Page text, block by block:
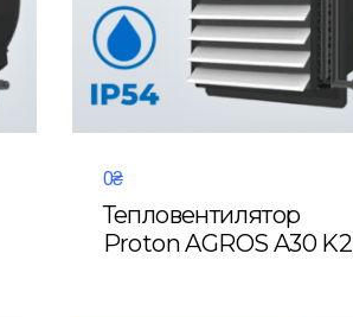
0₴
Тепловентилятор
Proton AGROS A30 K2